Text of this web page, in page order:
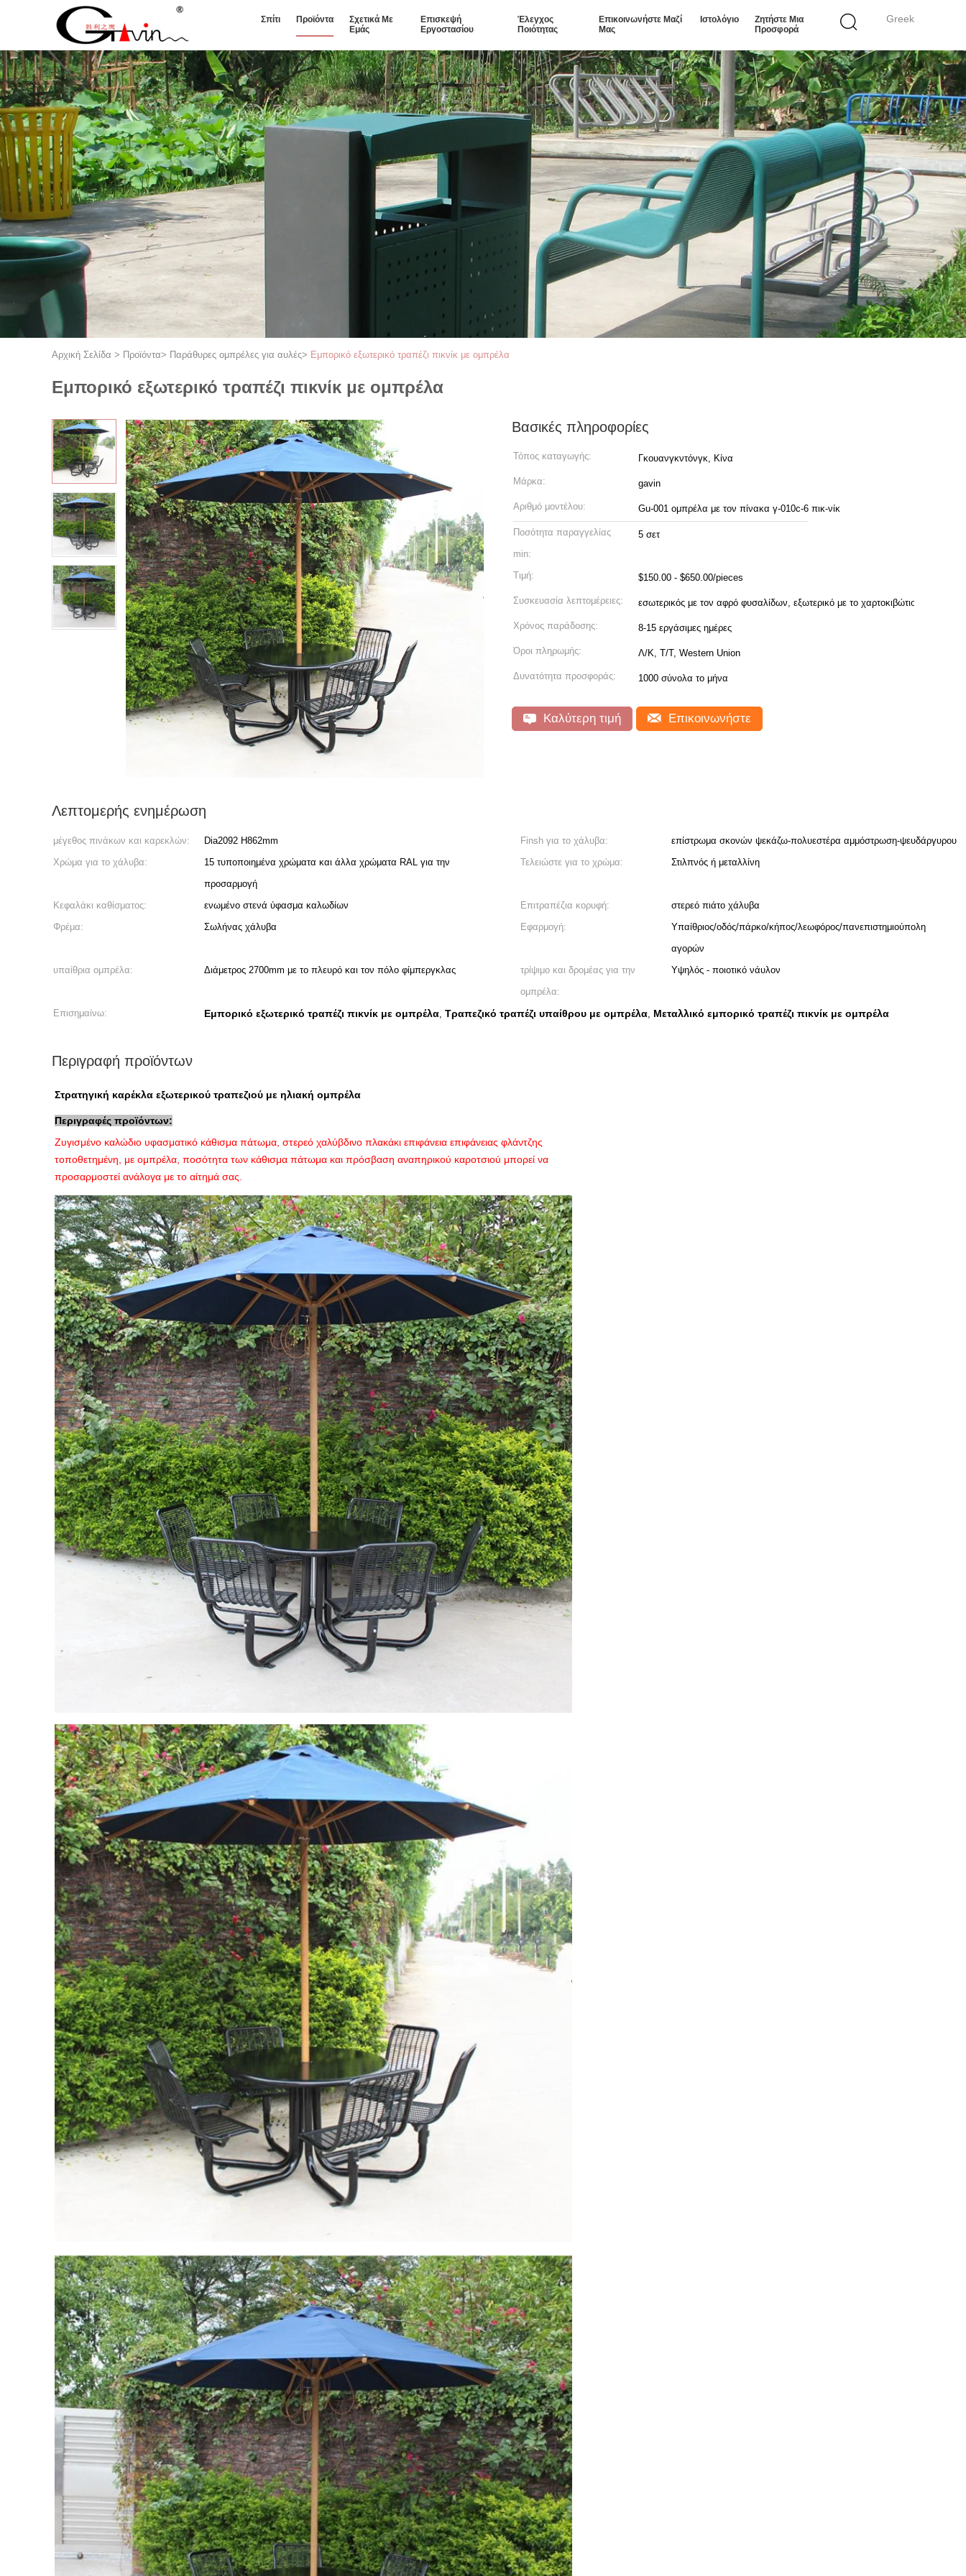
Greek
Σπίτι Προϊόντα
Σχετικά Με
Εμάς
Επισκεψή
Εργοστασίου
Έλεγχος
Ποιότητας
Επικοινωνήστε Μαζί
Μας
Ιστολόγιο
Ζητήστε Μια
Προσφορά
Αρχική Σελίδα > Προϊόντα> Παράθυρες ομπρέλες για αυλές> Εμπορικό εξωτερικό τραπέζι πικνίκ με ομπρέλα
Εμπορικό εξωτερικό τραπέζι πικνίκ με ομπρέλα
Βασικές πληροφορίες
Τόπος καταγωγής: Γκουανγκντόνγκ, Κίνα
Μάρκα: gavin
Αριθμό μοντέλου: Gu-001 ομπρέλα με τον πίνακα γ-010c-6 πικ-νίκ
Ποσότητα παραγγελίας
min:
5 σετ
Τιμή: $150.00 - $650.00/pieces
Συσκευασία λεπτομέρειες: εσωτερικός με τον αφρό φυσαλίδων, εξωτερικό με το χαρτοκιβώτιο
Χρόνος παράδοσης: 8-15 εργάσιμες ημέρες
Όροι πληρωμής: Λ/Κ, Τ/Τ, Western Union
Δυνατότητα προσφοράς: 1000 σύνολα το μήνα
Καλύτερη τιμή Επικοινωνήστε
Λεπτομερής ενημέρωση
μέγεθος πινάκων και καρεκλών: Dia2092 H862mm Finsh για το χάλυβα:
επίστρωμα σκονών ψεκάζω-πολυεστέρα αμμόστρωση-ψευδάργυρου
Χρώμα για το χάλυβα:
15 τυποποιημένα χρώματα και άλλα χρώματα RAL για την
προσαρμογή
Τελειώστε για το χρώμα: Στιλπνός ή μεταλλίνη
Κεφαλάκι καθίσματος: ενωμένο στενά ύφασμα καλωδίων Επιτραπέζια κορυφή:
στερεό πιάτο χάλυβα
Φρέμα:
Σωλήνας χάλυβα Εφαρμογή:
Υπαίθριος/οδός/πάρκο/κήπος/λεωφόρος/πανεπιστημιούπολη
αγορών
υπαίθρια ομπρέλα:
Διάμετρος 2700mm με το πλευρό και τον πόλο φίμπεργκλας
τρίψιμο και δρομέας για την
ομπρέλα:
Υψηλός - ποιοτικό νάυλον
Επισημαίνω: Εμπορικό εξωτερικό τραπέζι πικνίκ με ομπρέλα, Τραπεζικό τραπέζι υπαίθρου με ομπρέλα, Μεταλλικό εμπορικό τραπέζι πικνίκ με ομπρέλα
Περιγραφή προϊόντων
Στρατηγική καρέκλα εξωτερικού τραπεζιού με ηλιακή ομπρέλα
Περιγραφές προϊόντων:
Ζυγισμένο καλώδιο υφασματικό κάθισμα πάτωμα, στερεό χαλύβδινο πλακάκι επιφάνεια επιφάνειας φλάντζης
τοποθετημένη, με ομπρέλα, ποσότητα των κάθισμα πάτωμα και πρόσβαση αναπηρικού καροτσιού μπορεί να
προσαρμοστεί ανάλογα με το αίτημά σας.